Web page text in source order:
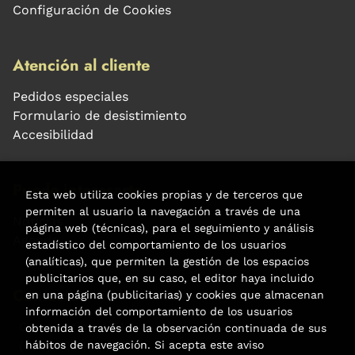
Configuración de Cookies
Atención al cliente
Pedidos especiales
Formulario de desistimiento
Accesibilidad
Puede interesarte
Noticias
Agenda
Contacto
Carrer Aribau, 84
(+34) 932 160 225
Esta web utiliza cookies propias y de terceros que
permiten al usuario la navegación a través de una
página web (técnicas), para el seguimiento y análisis
estadístico del comportamiento de los usuarios
(analíticas), que permiten la gestión de los espacios
publicitarios que, en su caso, el editor haya incluido
en una página (publicitarias) y cookies que almacenan
información del comportamiento de los usuarios
obtenida a través de la observación continuada de sus
hábitos de navegación. Si acepta este aviso